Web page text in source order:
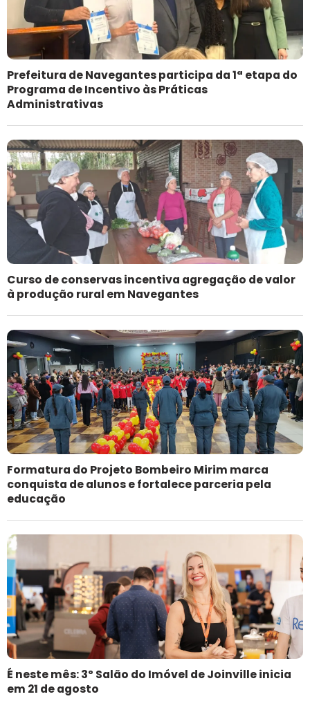
Prefeitura de Navegantes participa da 1ª etapa do
Programa de Incentivo às Práticas
Administrativas
Curso de conservas incentiva agregação de valor
à produção rural em Navegantes
Formatura do Projeto Bombeiro Mirim marca
conquista de alunos e fortalece parceria pela
educação
É neste mês: 3º Salão do Imóvel de Joinville inicia
em 21 de agosto